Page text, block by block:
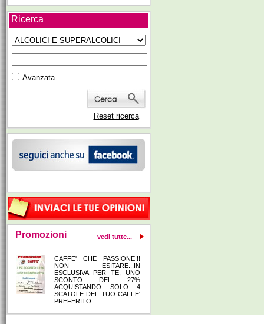
Ricerca
Avanzata
Reset ricerca
Promozioni vedi tutte...
CAFFE' CHE PASSIONE!!!
NON ESITARE...IN
ESCLUSIVA PER TE, UNO
SCONTO DEL 27%
ACQUISTANDO SOLO 4
SCATOLE DEL TUO CAFFE'
PREFERITO.